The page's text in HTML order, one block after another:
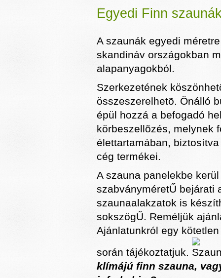
Egyedi Finn
A szaunák egyedi
skandináv országokban
alapanyagokból.
Szerkezetének
összeszerelhetõ. Önálló
épül hozzá a befogadó
körbeszellõzés, melynek
élettartamában,
cég termékei.
A szauna panelekbe
szabványméretŰ bejárati
szaunaalakzatok is
sokszögŰ. Reméljük
Ajánlatunkról egy
során tájékoztatjuk.
klímájú finn szauna,